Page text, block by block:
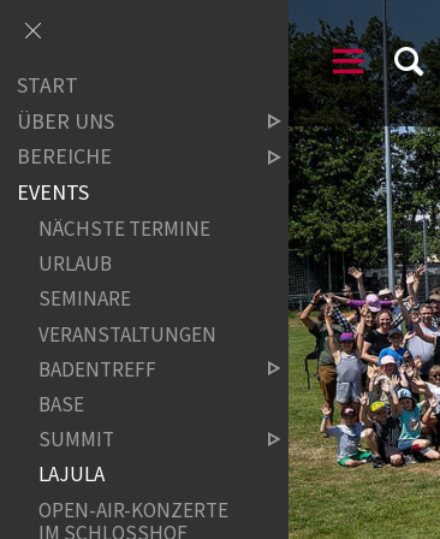
START
ÜBER UNS
BEREICHE
EVENTS
NÄCHSTE TERMINE
URLAUB
SEMINARE
VERANSTALTUNGEN
BADENTREFF
BASE
SUMMIT
LAJULA
OPEN-AIR-KONZERTE